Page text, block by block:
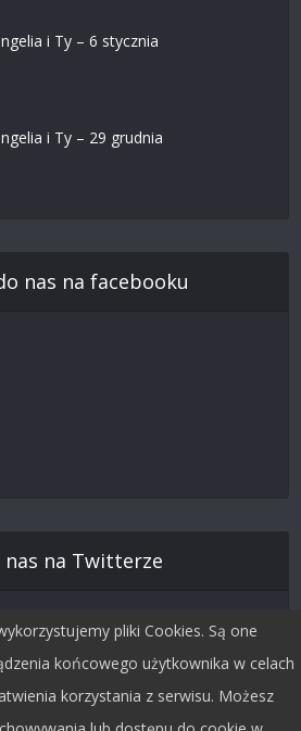
i Ty – 6 stycznia
i Ty – 29 grudnia
nas na facebooku
nas na Twitterze
pliki Cookies. Są one
końcowego użytkownika w celach
korzystania z serwisu. Możesz